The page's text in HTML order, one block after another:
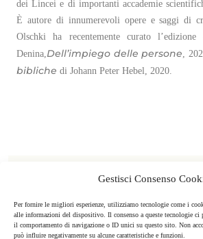
Gestisci Consenso
Per fornire le migliori esperienze, utilizziamo tecnologie come i
alle informazioni del dispositivo. Il consenso a queste tecnologie ci
il comportamento di navigazione o ID unici su questo sito. Non
può influire negativamente su alcune caratteristiche e funzioni.
dei Lincei e di importanti accademie
È autore di innumerevoli opere e saggi di
Olschki ha recentemente curato
Denina,Dell’impiego delle persone,
bibliche di Johann Peter Hebel, 2020.
ESTRATTO